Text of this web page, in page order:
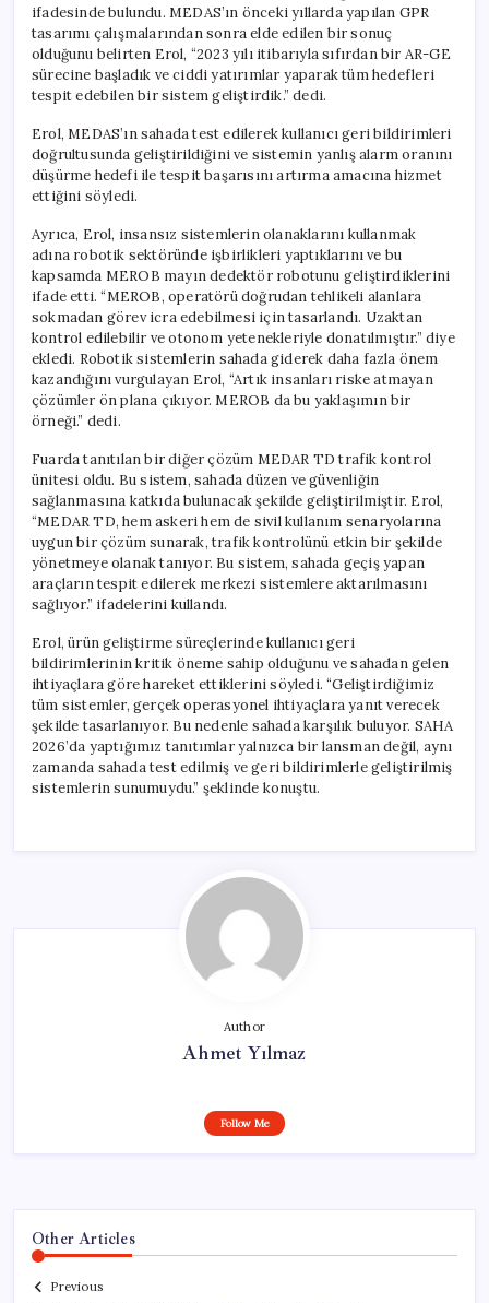
ifadesinde bulundu. MEDAS’ın önceki yıllarda yapılan GPR
tasarımı çalışmalarından sonra elde edilen bir sonuç
olduğunu belirten Erol, “2023 yılı itibarıyla sıfırdan bir AR-GE
sürecine başladık ve ciddi yatırımlar yaparak tüm hedefleri
tespit edebilen bir sistem geliştirdik.” dedi.
Erol, MEDAS’ın sahada test edilerek kullanıcı geri bildirimleri
doğrultusunda geliştirildiğini ve sistemin yanlış alarm oranını
düşürme hedefi ile tespit başarısını artırma amacına hizmet
ettiğini söyledi.
Ayrıca, Erol, insansız sistemlerin olanaklarını kullanmak
adına robotik sektöründe işbirlikleri yaptıklarını ve bu
kapsamda MEROB mayın dedektör robotunu geliştirdiklerini
ifade etti. “MEROB, operatörü doğrudan tehlikeli alanlara
sokmadan görev icra edebilmesi için tasarlandı. Uzaktan
kontrol edilebilir ve otonom yetenekleriyle donatılmıştır.” diye
ekledi. Robotik sistemlerin sahada giderek daha fazla önem
kazandığını vurgulayan Erol, “Artık insanları riske atmayan
çözümler ön plana çıkıyor. MEROB da bu yaklaşımın bir
örneği.” dedi.
Fuarda tanıtılan bir diğer çözüm MEDAR TD trafik kontrol
ünitesi oldu. Bu sistem, sahada düzen ve güvenliğin
sağlanmasına katkıda bulunacak şekilde geliştirilmiştir. Erol,
“MEDAR TD, hem askeri hem de sivil kullanım senaryolarına
uygun bir çözüm sunarak, trafik kontrolünü etkin bir şekilde
yönetmeye olanak tanıyor. Bu sistem, sahada geçiş yapan
araçların tespit edilerek merkezi sistemlere aktarılmasını
sağlıyor.” ifadelerini kullandı.
Erol, ürün geliştirme süreçlerinde kullanıcı geri
bildirimlerinin kritik öneme sahip olduğunu ve sahadan gelen
ihtiyaçlara göre hareket ettiklerini söyledi. “Geliştirdiğimiz
tüm sistemler, gerçek operasyonel ihtiyaçlara yanıt verecek
şekilde tasarlanıyor. Bu nedenle sahada karşılık buluyor. SAHA
2026’da yaptığımız tanıtımlar yalnızca bir lansman değil, aynı
zamanda sahada test edilmiş ve geri bildirimlerle geliştirilmiş
sistemlerin sunumuydu.” şeklinde konuştu.
Author
Ahmet Yılmaz
Follow Me
Other Articles
Previous